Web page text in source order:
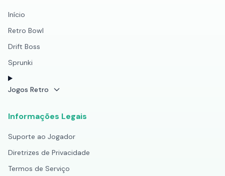
Início
Retro Bowl
Drift Boss
Sprunki
Jogos Retro
Informações Legais
Suporte ao Jogador
Diretrizes de Privacidade
Termos de Serviço